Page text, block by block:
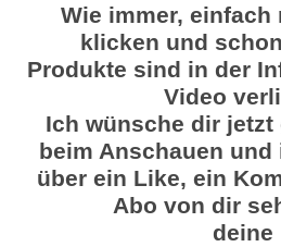
Wie immer, einfach
klicken und
Produkte sind in der
Video
Ich wünsche dir jetzt
beim Anschauen
über ein Like, ein
Abo von dir
deine